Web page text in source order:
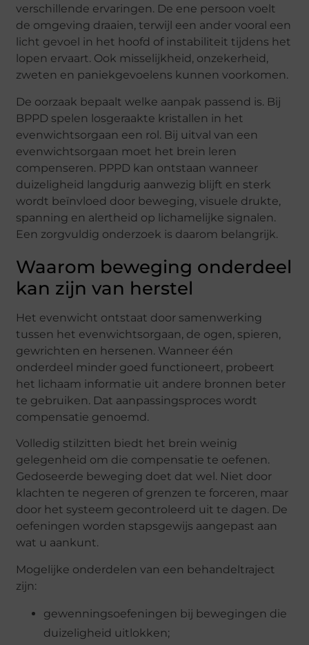
verschillende ervaringen. De ene persoon voelt
de omgeving draaien, terwijl een ander vooral een
licht gevoel in het hoofd of instabiliteit tijdens het
lopen ervaart. Ook misselijkheid, onzekerheid,
zweten en paniekgevoelens kunnen voorkomen.
De oorzaak bepaalt welke aanpak passend is. Bij
BPPD spelen losgeraakte kristallen in het
evenwichtsorgaan een rol. Bij uitval van een
evenwichtsorgaan moet het brein leren
compenseren. PPPD kan ontstaan wanneer
duizeligheid langdurig aanwezig blijft en sterk
wordt beïnvloed door beweging, visuele drukte,
spanning en alertheid op lichamelijke signalen.
Een zorgvuldig onderzoek is daarom belangrijk.
Waarom beweging onderdeel
kan zijn van herstel
Het evenwicht ontstaat door samenwerking
tussen het evenwichtsorgaan, de ogen, spieren,
gewrichten en hersenen. Wanneer één
onderdeel minder goed functioneert, probeert
het lichaam informatie uit andere bronnen beter
te gebruiken. Dat aanpassingsproces wordt
compensatie genoemd.
Volledig stilzitten biedt het brein weinig
gelegenheid om die compensatie te oefenen.
Gedoseerde beweging doet dat wel. Niet door
klachten te negeren of grenzen te forceren, maar
door het systeem gecontroleerd uit te dagen. De
oefeningen worden stapsgewijs aangepast aan
wat u aankunt.
Mogelijke onderdelen van een behandeltraject
zijn:
gewenningsoefeningen bij bewegingen die
duizeligheid uitlokken;